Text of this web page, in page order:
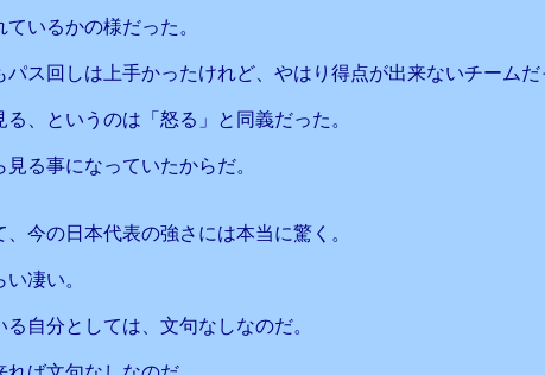
いるかの様だった。
ス回しは上手かったけれど、やはり得点が出来ないチームだ
、というのは「怒る」と同義だった。
る事になっていたからだ。
今の日本代表の強さには本当に驚く。
凄い。
自分としては、文句なしなのだ。